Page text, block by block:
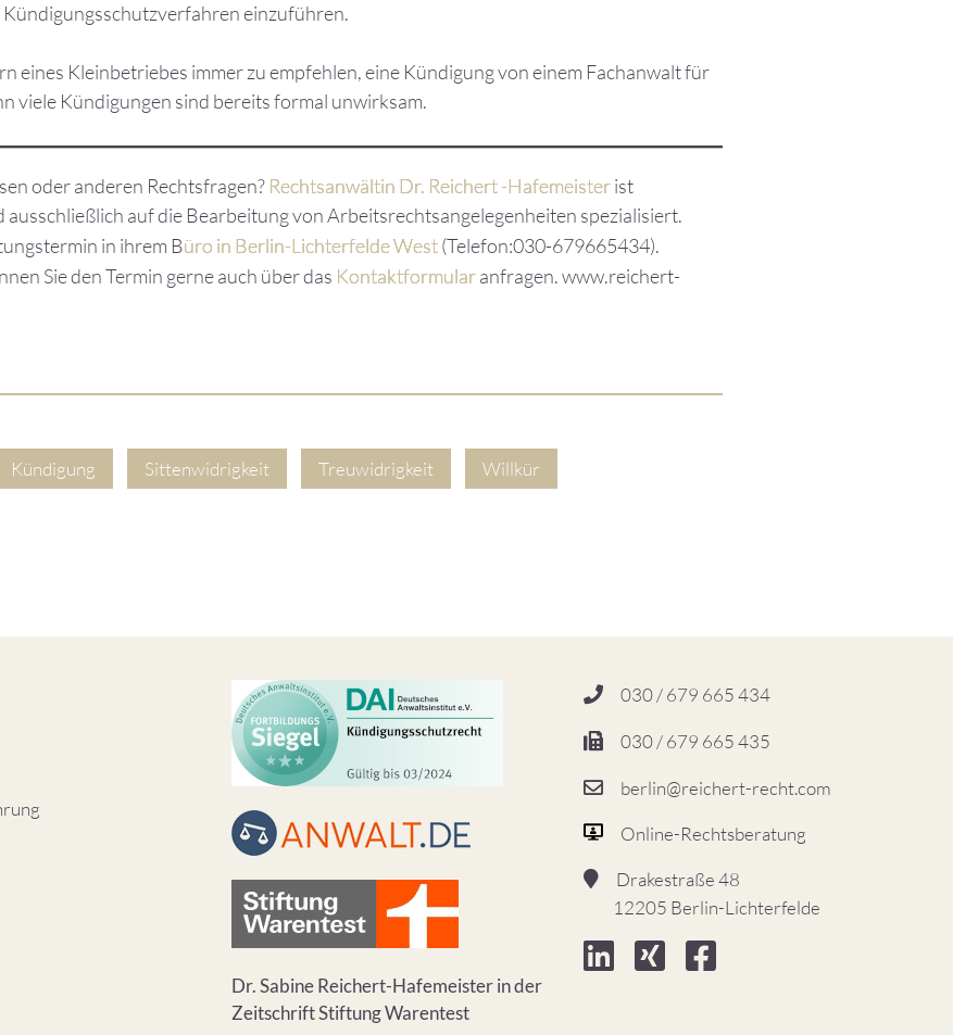
einzuführen.
eines Kleinbetriebes immer zu empfehlen, eine Kündigung von einem Fachanwalt für
viele Kündigungen sind bereits formal unwirksam.
oder anderen Rechtsfragen? Rechtsanwältin Dr. Reichert -Hafemeisterist
auf die Bearbeitung von Arbeitsrechtsangelegenheiten spezialisiert.
in ihrem Büro in Berlin-Lichterfelde West(Telefon:030-679665434).
Sie den Termin gerne auch über das Kontaktformularanfragen. www.reichert-
Kündigung Sittenwidrigkeit Treuwidrigkeit Willkür
Dr. Sabine Reichert-Hafemeister in der
Zeitschrift Stiftung Warentest
030 / 679 665 434
030 / 679 665 435
berlin@reichert-recht.com
Online-Rechtsberatung
Drakestraße 48
12205 Berlin-Lichterfelde